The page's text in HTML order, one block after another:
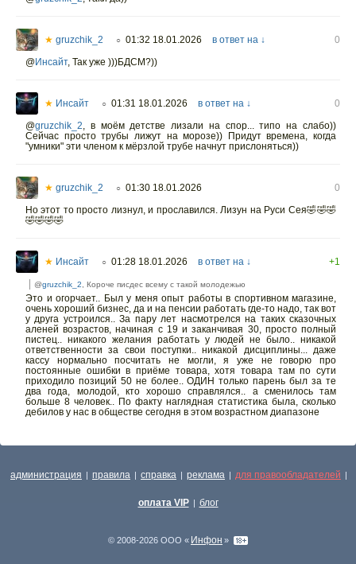
★ gruzchik_2 ○ 01:32 18.01.2026 в ответ на ↓
0
@Инсайт, Так уже )))БДСМ?))
★ Инсайт ○ 01:31 18.01.2026 в ответ на ↓
0
@gruzchik_2, в моём детстве лизали на спор... типо на слабо))
Сейчас просто трубы лижут на морозе)) Придут времена, когда
"умники" эти членом к мёрзлой трубе начнут прислоняться))
★ gruzchik_2 ○ 01:30 18.01.2026
0
Но этот то просто лизнул, и прославился. Лизун на Руси Сея🤣🤣🤣
🤣🤣🤣🤣
★ Инсайт ○ 01:28 18.01.2026 в ответ на ↓ +1
@gruzchik_2 , Короче писдес всему с такой молодежью
Это и огорчает.. Был у меня опыт работы в спортивном магазине,
очень хороший бизнес, да и на пенсии работать где-то надо, так вот
у друга устроился.. За пару лет насмотрелся на таких сказочных
аленей возрастов, начиная с 19 и заканчивая 30, просто полный
пистец.. никакого желания работать у людей не было.. никакой
ответственности за свои поступки.. никакой дисциплины... даже
кассу нормально посчитать не могли, я уже не говорю про
постоянные ошибки в приёме товара, хотя товара там по сути
приходило позиций 50 не более.. ОДИН только парень был за те
два года, молодой, кто хорошо справлялся.. а сменилось там
больше 8 человек.. По факту наглядная статистика была, сколько
дебилов у нас в обществе сегодня в этом возрастном диапазоне
администрация | правила | справка | реклама | для правообладателей |
оплата VIP | блог
© 2008-2026 ООО « Инфон »